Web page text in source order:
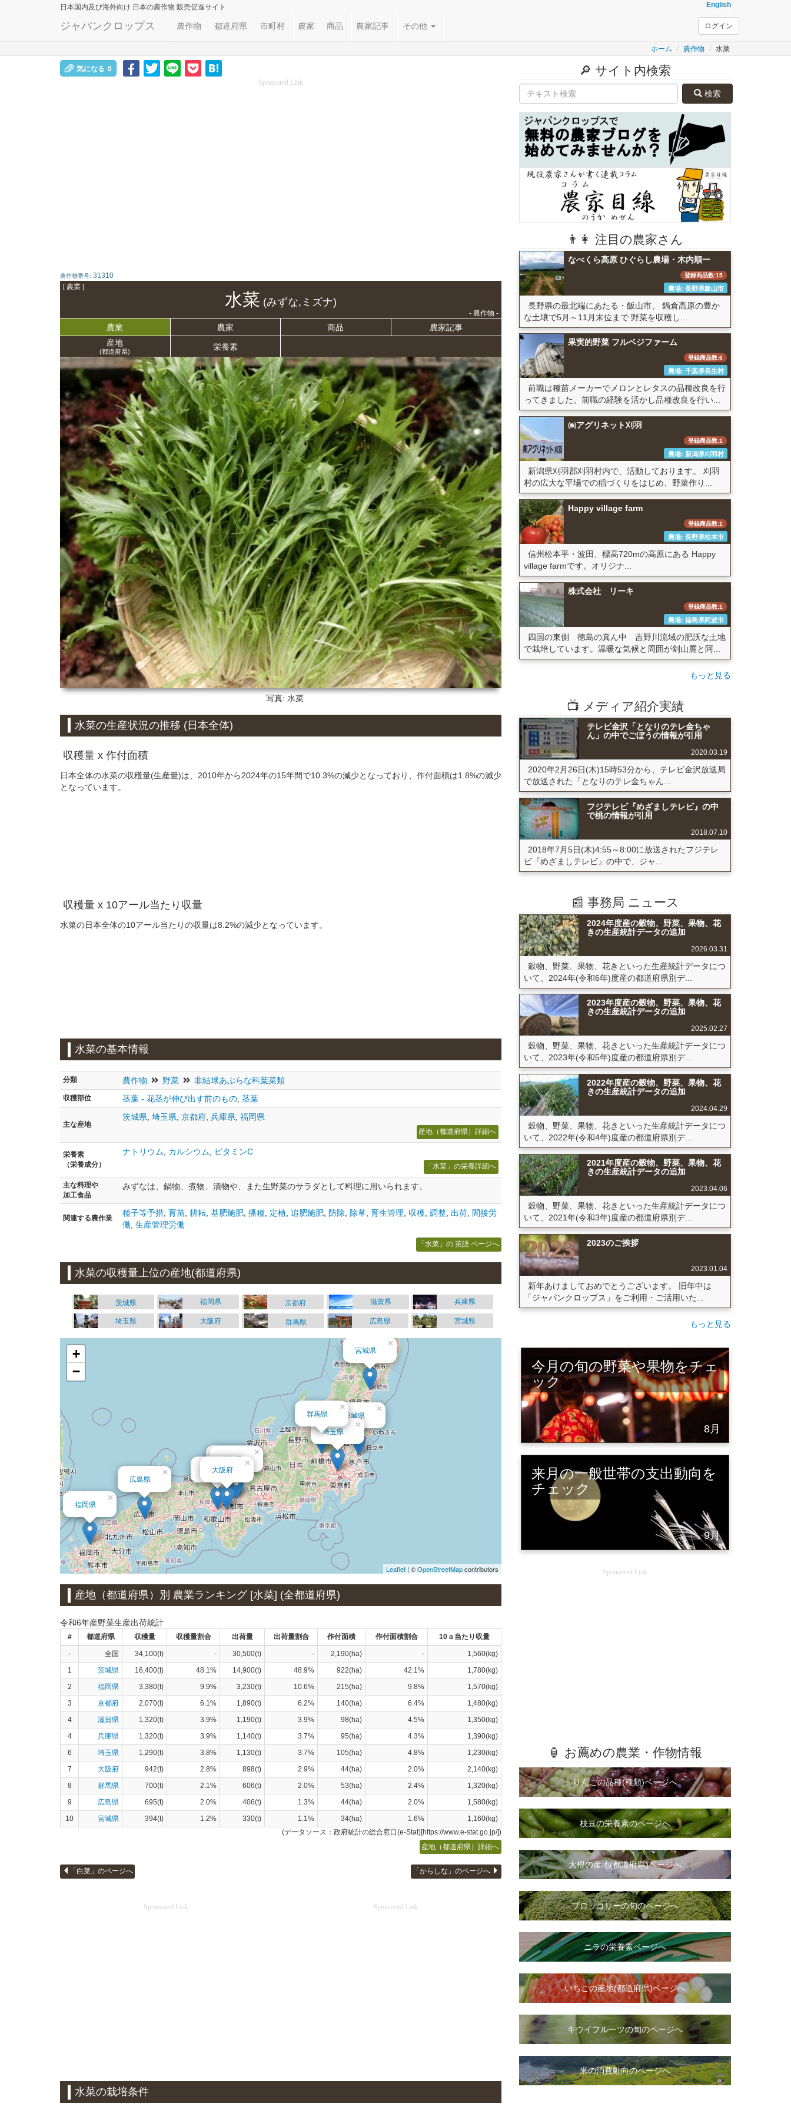
日本国内及び海外向け 日本の農作物 販売促進サイト English
ジャパンクロップス 農作物 都道府県 市町村 農家 商品 農家記事 その他 ログイン
ホーム 農作物 水菜
気になる 0
Sponsored Link
農作物番号: 31310
[ 農業 ]
水菜 (みずな,ミズナ)
- 農作物 -
農業 農家 商品
農家記事
産地
(都道府県) 栄養素
写真: 水菜
水菜の生産状況の推移 (日本全体)
収穫量 x 作付面積
日本全体の水菜の収穫量(生産量)は、2010年から2024年の15年間で10.3%の減少となっており、作付面積は1.8%の減少
となっています。
収穫量 x 10アール当たり収量
水菜の日本全体の10アール当たりの収量は8.2%の減少となっています。
水菜の基本情報
分類 農作物 野菜 非結球あぶらな科葉菜類
収穫部位 茎葉 - 花茎が伸び出す前のもの 茎葉
主な産地
茨城県 埼玉県 京都府 兵庫県 福岡県
産地（都道府県）詳細へ
栄養素
（栄養成分）
ナトリウム カルシウム ビタミンC
「水菜」の栄養詳細へ
主な料理や
加工食品
みずなは、鍋物、煮物、漬物や、また生野菜のサラダとして料理に用いられます。
関連する農作業
種子等予措 育苗 耕耘 基肥施肥 播種 定植 追肥施肥 防除 除草 育生管理 収穫 調整 出荷 間接労
働 生産管理労働
「水菜」の 英語 ページへ
水菜の収穫量上位の産地(都道府県)
茨城県 福岡県 京都府 滋賀県 兵庫県
埼玉県 大阪府 群馬県 広島県 宮城県
茨城県
×
福岡県
×
京都府
×
滋賀県
×
兵庫県
埼玉県
×
大阪府
×
群馬県
×
広島県
×
宮城県
×
+
−
Leaflet | ©OpenStreetMapcontributors
産地（都道府県）別 農業ランキング [水菜] (全都道府県)
令和6年産野菜生産出荷統計
# 都道府県 収穫量 収穫量割合 出荷量 出荷量割合 作付面積 作付面積割合 10ａ当たり収量
- 全国 34,100(t) - 30,500(t) - 2,190(ha) -
1,560(kg)
1
茨城県 16,400(t) 48.1% 14,900(t) 48.9% 922(ha) 42.1%
1,780(kg)
2
福岡県 3,380(t) 9.9% 3,230(t) 10.6% 215(ha) 9.8%
1,570(kg)
3
京都府 2,070(t) 6.1% 1,890(t) 6.2% 140(ha) 6.4%
1,480(kg)
4
滋賀県 1,320(t) 3.9% 1,190(t) 3.9% 98(ha) 4.5%
1,350(kg)
4
兵庫県 1,320(t) 3.9% 1,140(t) 3.7% 95(ha) 4.3%
1,390(kg)
6
埼玉県 1,290(t) 3.8% 1,130(t) 3.7% 105(ha) 4.8%
1,230(kg)
7
大阪府 942(t) 2.8% 898(t) 2.9% 44(ha) 2.0%
2,140(kg)
8
群馬県 700(t) 2.1% 606(t) 2.0% 53(ha) 2.4%
1,320(kg)
9
広島県 695(t) 2.0% 406(t) 1.3% 44(ha) 2.0%
1,580(kg)
10
宮城県 394(t) 1.2% 330(t) 1.1% 34(ha) 1.6%
1,160(kg)
(データソース：政府統計の総合窓口(e-Stat)[https://www.e-stat.go.jp/])
産地（都道府県）詳細へ
「白菜」のページへ 「からしな」のページへ
Sponsored Link Sponsored Link
水菜の栽培条件
🔎 サイト内検索
検索
👨👩 注目の農家さん
なべくら高原 ひぐらし農場・木内順一
登録商品数:15
農場: 長野県飯山市
長野県の最北端にあたる・飯山市、 鍋倉高原の豊か
な土壌で5月～11月末位まで 野菜を収穫し...
果実的野菜 フルベジファーム
登録商品数:6
農場: 千葉県長生村
前職は種苗メーカーでメロンとレタスの品種改良を行
ってきました。前職の経験を活かし品種改良を行い...
㈱アグリネット刈羽
登録商品数:1
農場: 新潟県刈羽村
新潟県刈羽郡刈羽村内で、活動しております。 刈羽
村の広大な平場での稲づくりをはじめ、野菜作り...
Happy village farm
登録商品数:1
農場: 長野県松本市
信州松本平・波田、標高720mの高原にある Happy
village farmです。オリジナ...
株式会社 リーキ
登録商品数:1
農場: 徳島県阿波市
四国の東側 徳島の真ん中 吉野川流域の肥沃な土地
で栽培しています。温暖な気候と周囲が剣山麓と阿...
もっと見る
📺 メディア紹介実績
テレビ金沢「となりのテレ金ちゃ
ん」の中でごぼうの情報が引用
2020.03.19
2020年2月26日(木)15時53分から、テレビ金沢放送局
で放送された「となりのテレ金ちゃん...
フジテレビ『めざましテレビ』の中
で桃の情報が引用
2018.07.10
2018年7月5日(木)4:55～8:00に放送されたフジテレ
ビ『めざましテレビ』の中で、ジャ...
📰 事務局 ニュース
2024年度産の穀物、野菜、果物、花
きの生産統計データの追加
2026.03.31
穀物、野菜、果物、花きといった生産統計データにつ
いて、2024年(令和6年)度産の都道府県別デ...
2023年度産の穀物、野菜、果物、花
きの生産統計データの追加
2025.02.27
穀物、野菜、果物、花きといった生産統計データにつ
いて、2023年(令和5年)度産の都道府県別デ...
2022年度産の穀物、野菜、果物、花
きの生産統計データの追加
2024.04.29
穀物、野菜、果物、花きといった生産統計データにつ
いて、2022年(令和4年)度産の都道府県別デ...
2021年度産の穀物、野菜、果物、花
きの生産統計データの追加
2023.04.06
穀物、野菜、果物、花きといった生産統計データにつ
いて、2021年(令和3年)度産の都道府県別デ...
2023のご挨拶
2023.01.04
新年あけましておめでとうございます。 旧年中は
「ジャパンクロップス」をご利用・ご活用いた...
もっと見る
今月の旬の野菜や果物をチェ
ック
8月
来月の一般世帯の支出動向を
チェック
9月
Sponsored Link
🏮 お薦めの農業・作物情報
りんごの品種(種類)ページへ
枝豆の栄養素のページへ
大根の産地(都道府県)ページへ
ブロッコリーの旬のページへ
ニラの栄養素ページへ
いちごの産地(都道府県)ページへ
キウイフルーツの旬のページへ
米の消費動向のページへ